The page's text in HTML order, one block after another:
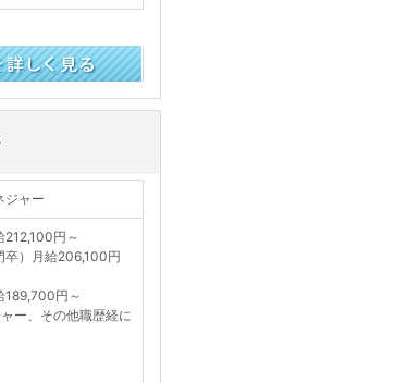
ジャー
212,100円～
卒）月給206,100円
189,700円～
ー、その他職歴経に